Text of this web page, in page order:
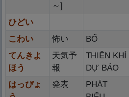
～]
ひどい
こわい
怖い BỐ
てんきよ
ほう
天気
khái, khí phách
予
報
THIÊN KHÍ
DỰ BÁO
はっぴょ
発表
PHÁT